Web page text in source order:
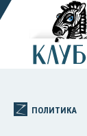
ПОЛИТИКА